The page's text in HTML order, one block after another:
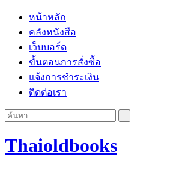
หน้าหลัก
คลังหนังสือ
เว็บบอร์ด
ขั้นตอนการสั่งซื้อ
แจ้งการชำระเงิน
ติดต่อเรา
Thaioldbooks